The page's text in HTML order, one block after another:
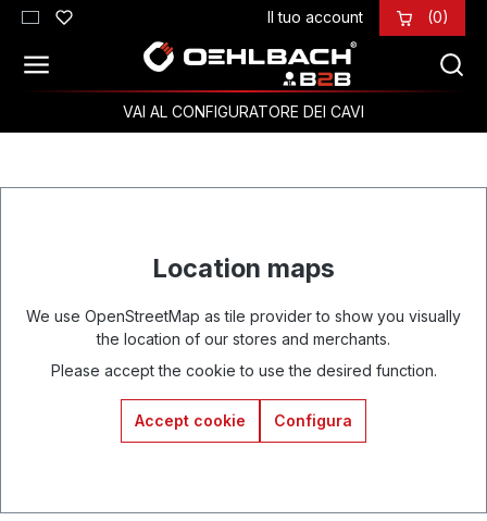
Passa al contenuto principale Il tuo account (0)
VAI AL CONFIGURATORE DEI CAVI
Location maps
We use OpenStreetMap as tile provider to show you visually
the location of our stores and merchants.
Please accept the cookie to use the desired function.
Accept cookie Configura